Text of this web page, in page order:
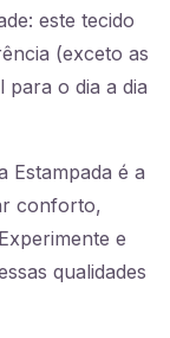
este tecido
(exceto as
o dia a dia
Estampada é a
conforto,
e
qualidades